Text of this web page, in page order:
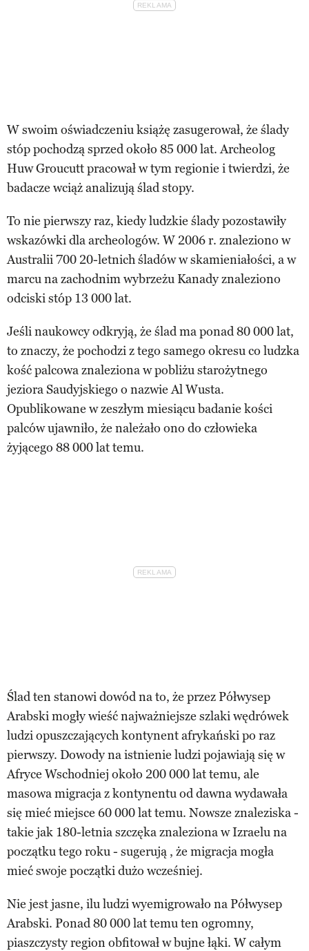
W swoim oświadczeniu książę zasugerował, że ślady
stóp pochodzą sprzed około 85 000 lat. Archeolog
Huw Groucutt pracował w tym regionie i twierdzi, że
badacze wciąż analizują ślad stopy.
To nie pierwszy raz, kiedy ludzkie ślady pozostawiły
wskazówki dla archeologów. W 2006 r. znaleziono w
Australii 700 20-letnich śladów w skamieniałości, a w
marcu na zachodnim wybrzeżu Kanady znaleziono
odciski stóp 13 000 lat.
Jeśli naukowcy odkryją, że ślad ma ponad 80 000 lat,
to znaczy, że pochodzi z tego samego okresu co ludzka
kość palcowa znaleziona w pobliżu starożytnego
jeziora Saudyjskiego o nazwie Al Wusta.
Opublikowane w zeszłym miesiącu badanie kości
palców ujawniło, że należało ono do człowieka
żyjącego 88 000 lat temu.
Ślad ten stanowi dowód na to, że przez Półwysep
Arabski mogły wieść najważniejsze szlaki wędrówek
ludzi opuszczających kontynent afrykański po raz
pierwszy. Dowody na istnienie ludzi pojawiają się w
Afryce Wschodniej około 200 000 lat temu, ale
masowa migracja z kontynentu od dawna wydawała
się mieć miejsce 60 000 lat temu. Nowsze znaleziska -
takie jak 180-letnia szczęka znaleziona w Izraelu na
początku tego roku - sugerują , że migracja mogła
mieć swoje początki dużo wcześniej.
Nie jest jasne, ilu ludzi wyemigrowało na Półwysep
Arabski. Ponad 80 000 lat temu ten ogromny,
piaszczysty region obfitował w bujne łąki. W całym